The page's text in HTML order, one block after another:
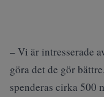
– Vi är intresserade
göra det de gör
spenderas cirka 500